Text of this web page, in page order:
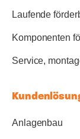
Laufende
Komponenten
Service,
Anlagenbau